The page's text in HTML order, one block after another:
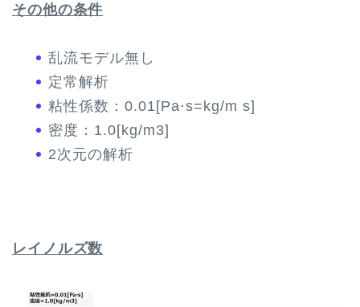
その他の条件
乱流モデル無し
定常解析
粘性係数：0.01[Pa⋅s=kg/m s]
密度：1.0[kg/m3]
2次元の解析
レイノルズ数